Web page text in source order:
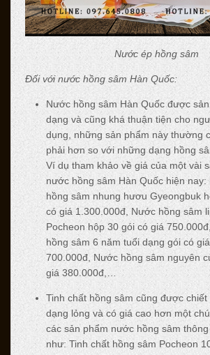
Nước ép hồng sâm
Đối với nước hồng sâm Hàn Quốc:
Nước hồng sâm Hàn Quốc được
dạng và cũng khá thuận tiện cho
dụng, những sản phẩm này thường
phải hơn so với những dạng hồng
Ví dụ tham khảo về giá của một vài
nước hồng sâm Hàn Quốc hiện nay:
hồng sâm nhung hươu Gyeongbuk
có giá 1.300.000đ, Nước hồng sâm
Pocheon hộp 30 gói có giá
hồng sâm 6 năm tuổi dạng gói có giá
700.000đ, Nước hồng sâm nguyên
giá 380.000đ,…
Tinh chất hồng sâm cũng được chiết
dạng lỏng và có giá cao hơn một
các sản phẩm nước hồng sâm
như: Tinh chất hồng sâm Pocheon